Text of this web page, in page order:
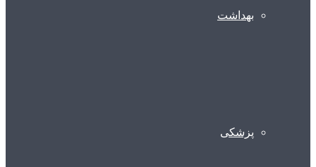
بهداشت
پزشکی